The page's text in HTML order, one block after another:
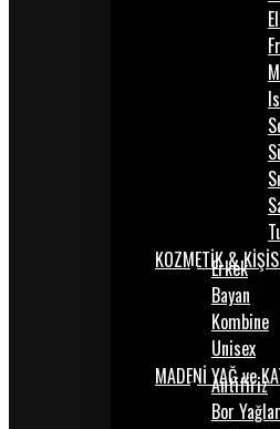
KOZMETİK &
Erkek
Bayan
Kombine
Unisex
MADENİ YAĞ ve
Antifiriz
Bor